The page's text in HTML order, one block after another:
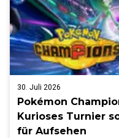
30. Juli 2026
Pokémon
Kurioses Turnier
für Aufsehen